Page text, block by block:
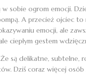
sobie ogrom emocji.
A przecież ojciec
emocji, ale
ciepłym gestem
delikatne, subtelne,
Dziś coraz więcej